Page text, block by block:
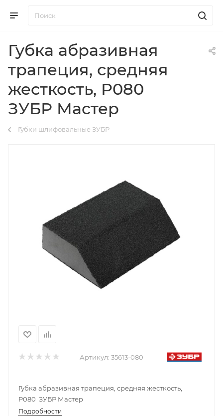
Губка абразивная
трапеция, средняя
жесткость, P080
ЗУБР Мастер
Губки шлифовальные ЗУБР
Артикул: 35613-080
Губка абразивная трапеция, средняя жесткость,
P080 ЗУБР Мастер
Подробности